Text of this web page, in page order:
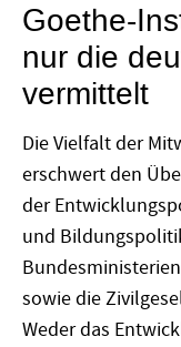
Goethe-
nur die
vermittelt
Die Vielfalt der
erschwert den
der
und
sowie die
Weder das